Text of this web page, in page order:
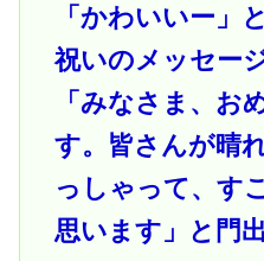
「かわいいー」
祝いのメッセー
「みなさま、お
す。皆さんが晴
っしゃって、す
思います」と門